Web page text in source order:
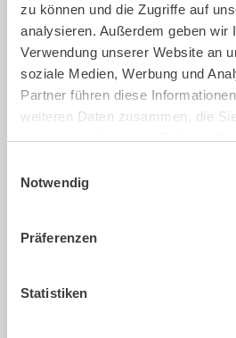
zu können und die Zugriffe auf
analysieren. Außerdem geben wir
Verwendung unserer Website an
soziale Medien, Werbung und
Partner führen diese
weiteren Daten zusammen, die
haben oder die sie im Rahmen
Notwendig
Präferenzen
Statistiken
Jahre zu einem Standard
entwickeln.
DATEIEN ZUR PDF-
1
_Resi
nfor